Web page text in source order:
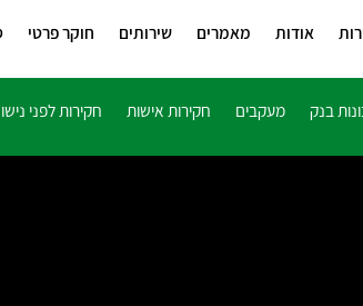
אודות מאמרים שירותים חוקר פרטי
בנק מעקבים חקירות אישות חקירות לפני